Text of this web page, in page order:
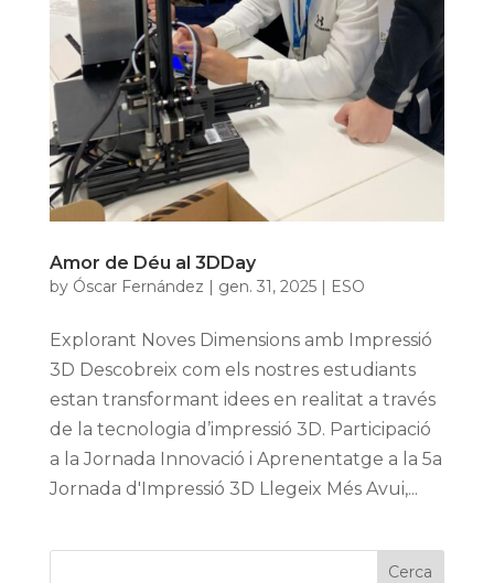
Amor de Déu al 3DDay
by Óscar Fernández | gen. 31, 2025| ESO
Explorant Noves Dimensions amb Impressió
3D Descobreix com els nostres estudiants
estan transformant idees en realitat a través
de la tecnologia d’impressió 3D. Participació
a la Jornada Innovació i Aprenentatge a la 5a
Jornada d'Impressió 3D Llegeix Més Avui,...
Cerca